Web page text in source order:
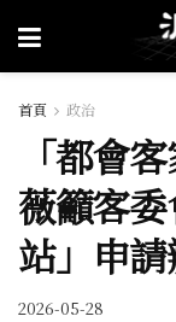
首頁 政治
「都會
薇籲客
站」申
2026-05-28